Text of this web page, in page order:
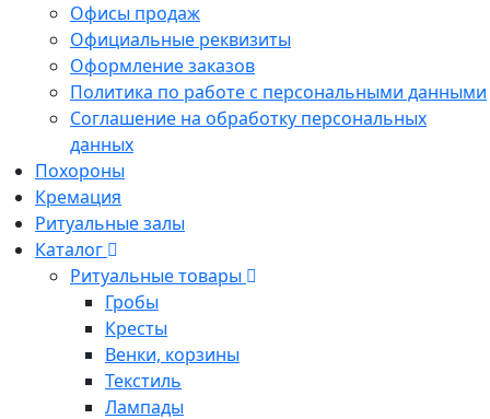
Офисы продаж
Официальные реквизиты
Оформление заказов
Политика по работе с персональными данными
Соглашение на обработку персональных
данных
Похороны
Кремация
Ритуальные залы
Каталог
Ритуальные товары
Гробы
Кресты
Венки, корзины
Текстиль
Лампады